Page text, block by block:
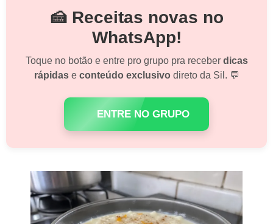
🍰 Receitas novas no
WhatsApp!
Toque no botão e entre pro grupo pra receber dicas
rápidase conteúdo exclusivodireto da Sil. 💬
ENTRE NO GRUPO